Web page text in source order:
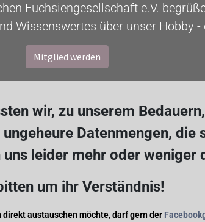
Fuchsiengesellschaft e.V.
Wissenswertes über unser Hobby -
Mitglied werden
wir, zu unserem
Datenmengen, die
leider mehr oder weniger
um ihr Verständnis!
austauschen möchte, darf gern der